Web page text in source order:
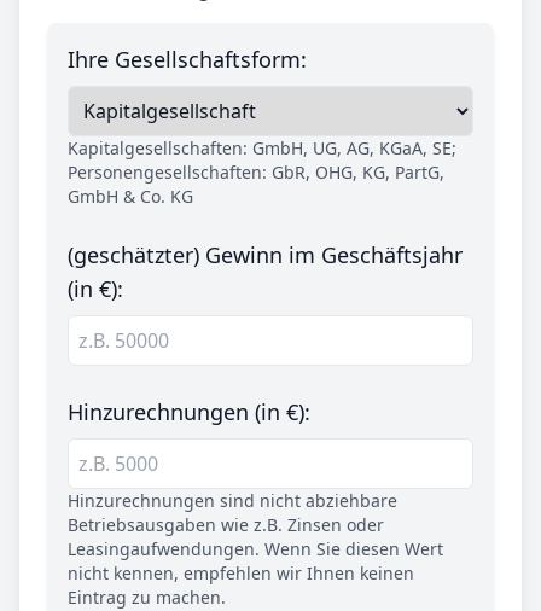
Ihre Gesellschaftsform:
Kapitalgesellschaften: GmbH, UG, AG, KGaA, SE;
Personengesellschaften: GbR, OHG, KG, PartG,
GmbH & Co. KG
(geschätzter) Gewinn im Geschäftsjahr
(in €):
Hinzurechnungen (in €):
Hinzurechnungen sind nicht abziehbare
Betriebsausgaben wie z.B. Zinsen oder
Leasingaufwendungen. Wenn Sie diesen Wert
nicht kennen, empfehlen wir Ihnen keinen
Eintrag zu machen.